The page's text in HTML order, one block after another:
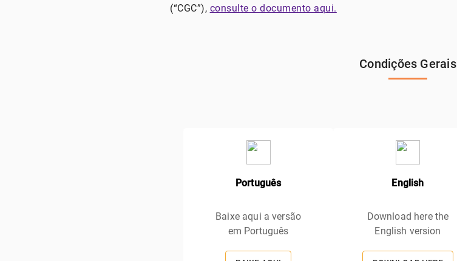
(“CGC”), consulte o documento aqui.
Condições Gerais
Português
Baixe aqui a versão
em Português
English
Download here the
English version